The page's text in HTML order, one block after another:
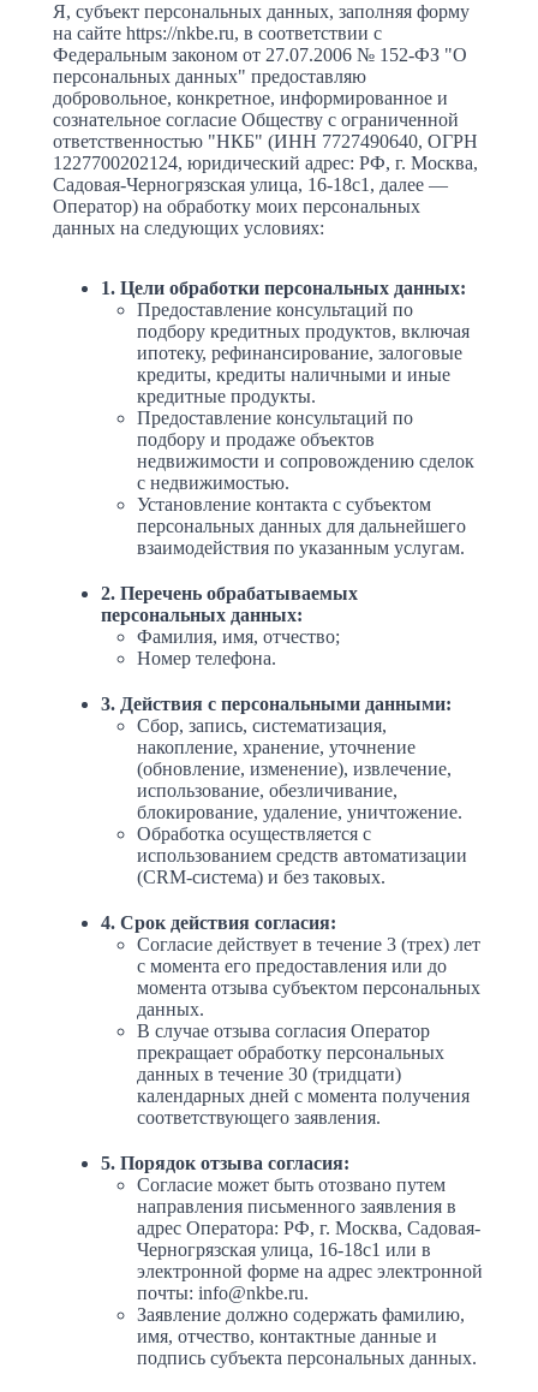
Я, субъект персональных данных, заполняя форму
на сайте https://nkbe.ru, в соответствии с
Федеральным законом от 27.07.2006 № 152-ФЗ "О
персональных данных" предоставляю
добровольное, конкретное, информированное и
сознательное согласие Обществу с ограниченной
ответственностью "НКБ" (ИНН 7727490640, ОГРН
1227700202124, юридический адрес: РФ, г. Москва,
Садовая-Черногрязская улица, 16-18с1, далее —
Оператор) на обработку моих персональных
данных на следующих условиях:
1. Цели обработки персональных данных:
Предоставление консультаций по
подбору кредитных продуктов, включая
ипотеку, рефинансирование, залоговые
кредиты, кредиты наличными и иные
кредитные продукты.
Предоставление консультаций по
подбору и продаже объектов
недвижимости и сопровождению сделок
с недвижимостью.
Установление контакта с субъектом
персональных данных для дальнейшего
взаимодействия по указанным услугам.
2. Перечень обрабатываемых
персональных данных:
Фамилия, имя, отчество;
Номер телефона.
3. Действия с персональными данными:
Сбор, запись, систематизация,
накопление, хранение, уточнение
(обновление, изменение), извлечение,
использование, обезличивание,
блокирование, удаление, уничтожение.
Обработка осуществляется с
использованием средств автоматизации
(CRM-система) и без таковых.
4. Срок действия согласия:
Согласие действует в течение 3 (трех) лет
с момента его предоставления или до
момента отзыва субъектом персональных
данных.
В случае отзыва согласия Оператор
прекращает обработку персональных
данных в течение 30 (тридцати)
календарных дней с момента получения
соответствующего заявления.
5. Порядок отзыва согласия:
Согласие может быть отозвано путем
направления письменного заявления в
адрес Оператора: РФ, г. Москва, Садовая-
Черногрязская улица, 16-18с1 или в
электронной форме на адрес электронной
почты: info@nkbe.ru.
Заявление должно содержать фамилию,
имя, отчество, контактные данные и
подпись субъекта персональных данных.